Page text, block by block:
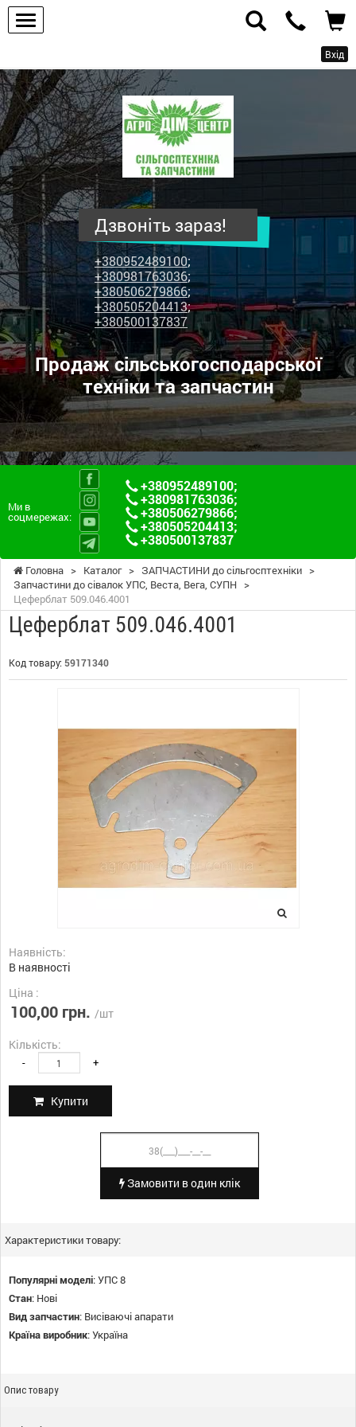
Вхід
ПП
"Агродім-
центр"
-
продаж
сільськогосподарської
техніки
та
запчастин
Дзвоніть зараз!
+380952489100;
+380981763036;
+380506279866;
+380505204413;
+380500137837
Продаж сільськогосподарської
техніки та запчастин
Ми в
соцмережах:
+380952489100;
+380981763036;
+380506279866;
+380505204413;
+380500137837
Головна > Каталог > ЗАПЧАСТИНИ до сільгосптехніки >
Запчастини до сівалок УПС, Веста, Вега, СУПН >
Цеферблат 509.046.4001
Цеферблат 509.046.4001
Код товару: 59171340
Наявність:
В наявності
Ціна :
100,00 грн. /шт
Кількість:
- +
Купити
Замовити в один клік
Характеристики товару:
Популярні моделі:УПС 8
Стан: Нові
Вид запчастин: Висіваючі апарати
Країна виробник:Україна
Опис товару